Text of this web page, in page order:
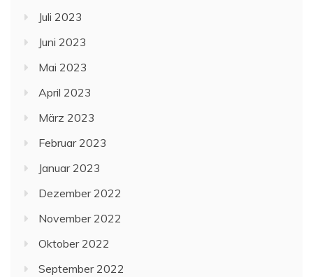
Juli 2023
Juni 2023
Mai 2023
April 2023
März 2023
Februar 2023
Januar 2023
Dezember 2022
November 2022
Oktober 2022
September 2022